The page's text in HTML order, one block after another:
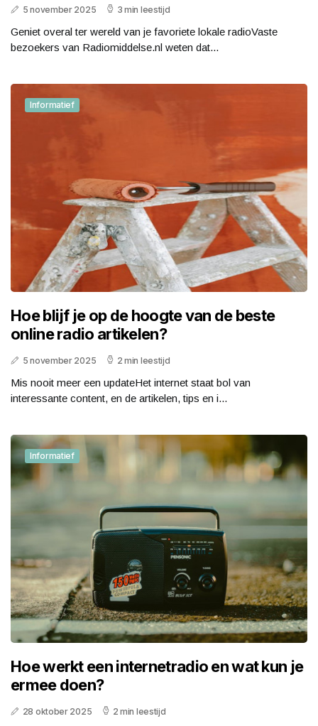
5 november 2025 3 min leestijd
Geniet overal ter wereld van je favoriete lokale radioVaste
bezoekers van Radiomiddelse.nl weten dat...
Informatief
Hoe blijf je op de hoogte van de beste
online radio artikelen?
5 november 2025 2 min leestijd
Mis nooit meer een updateHet internet staat bol van
interessante content, en de artikelen, tips en i...
Informatief
Hoe werkt een internetradio en wat kun je
ermee doen?
28 oktober 2025 2 min leestijd